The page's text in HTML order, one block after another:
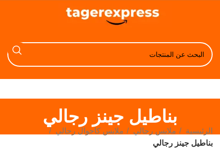
بناطيل جينز رجالي
الرئيسية ملابس رجالي
ملابس كاجوال رجالي
بناطيل جينز رجالي